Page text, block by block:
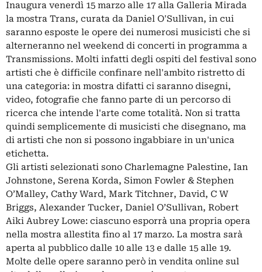
Inaugura venerdì 15 marzo alle 17 alla Galleria Mirada
la mostra Trans, curata da Daniel O'Sullivan, in cui
saranno esposte le opere dei numerosi musicisti che si
alterneranno nel weekend di concerti in programma a
Transmissions. Molti infatti degli ospiti del festival sono
artisti che è difficile confinare nell'ambito ristretto di
una categoria: in mostra difatti ci saranno disegni,
video, fotografie che fanno parte di un percorso di
ricerca che intende l'arte come totalità. Non si tratta
quindi semplicemente di musicisti che disegnano, ma
di artisti che non si possono ingabbiare in un'unica
etichetta.
Gli artisti selezionati sono Charlemagne Palestine, Ian
Johnstone, Serena Korda, Simon Fowler & Stephen
O’Malley, Cathy Ward, Mark Titchner, David, C W
Briggs, Alexander Tucker, Daniel O’Sullivan, Robert
Aiki Aubrey Lowe: ciascuno esporrà una propria opera
nella mostra allestita fino al 17 marzo. La mostra sarà
aperta al pubblico dalle 10 alle 13 e dalle 15 alle 19.
Molte delle opere saranno però in vendita online sul